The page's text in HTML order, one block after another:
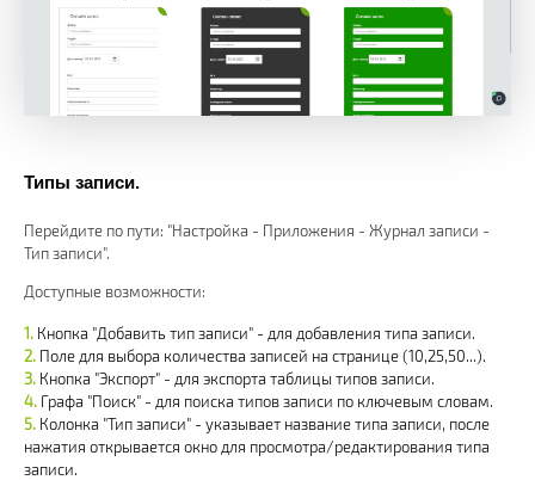
Типы записи.
Перейдите по пути: "Настройка - Приложения - Журнал записи -
Тип записи".
Доступные возможности:
Кнопка "Добавить тип записи" - для добавления типа записи.
Поле для выбора количества записей на странице (10,25,50...).
Кнопка "Экспорт" - для экспорта таблицы типов записи.
Графа "Поиск" - для поиска типов записи по ключевым словам.
Колонка "Тип записи" - указывает название типа записи, после
нажатия открывается окно для просмотра/редактирования типа
записи.